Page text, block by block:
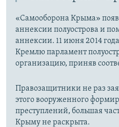
«Самооборона Крыма»
аннексии полуострова и
аннексии. 11 июня 2014
Кремлю парламент
организацию, приняв
Правозащитники не раз
этого вооруженного
преступлений, большая
Крыму не раскрыта.